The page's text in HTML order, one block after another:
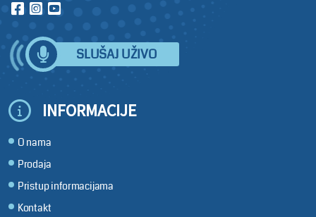
SLUŠAJ UŽIVO
INFORMACIJE
O nama
Prodaja
Pristup informacijama
Kontakt